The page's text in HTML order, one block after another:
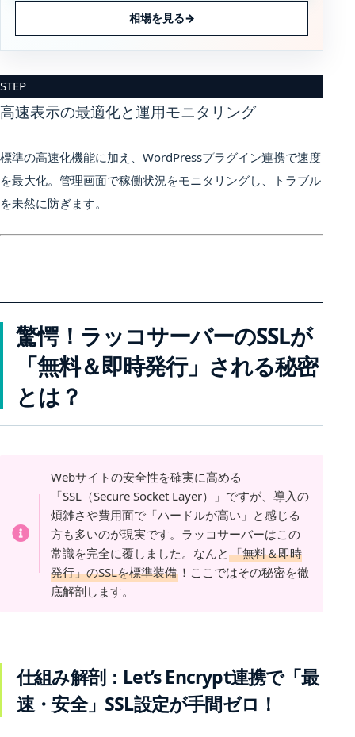
相場を見る→
STEP
高速表示の最適化と運用モニタリング
標準の高速化機能に加え、WordPressプラグイン連携で速度
を最大化。管理画面で稼働状況をモニタリングし、トラブル
を未然に防ぎます。
驚愕！ラッコサーバーのSSLが
「無料＆即時発行」される秘密
とは？
Webサイトの安全性を確実に高める
「SSL（Secure Socket Layer）」ですが、導入の
煩雑さや費用面で「ハードルが高い」と感じる
方も多いのが現実です。ラッコサーバーはこの
常識を完全に覆しました。なんと 「無料＆即時
発行」のSSLを標準装備！ここではその秘密を徹
底解剖します。
仕組み解剖：Let’s Encrypt連携で「最
速・安全」SSL設定が手間ゼロ！